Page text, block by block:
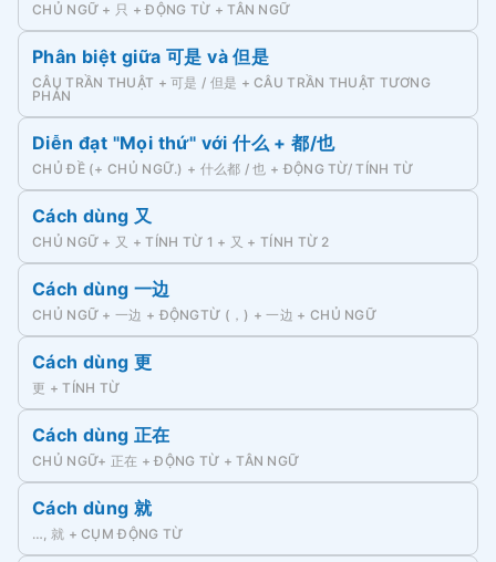
CHỦ NGỮ + 只 + ĐỘNG TỪ + TÂN NGỮ
Phân biệt giữa 可是 và 但是
CÂU TRẦN THUẬT + 可是 / 但是 + CÂU TRẦN THUẬT TƯƠNG
PHẢN
Diễn đạt "Mọi thứ" với 什么 + 都/也
CHỦ ĐỀ (+ CHỦ NGỮ.) + 什么都 / 也 + ĐỘNG TỪ/ TÍNH TỪ
Cách dùng 又
CHỦ NGỮ + 又 + TÍNH TỪ 1 + 又 + TÍNH TỪ 2
Cách dùng 一边
CHỦ NGỮ + 一边 + ĐỘNGTỪ (，) + 一边 + CHỦ NGỮ
Cách dùng 更
更 + TÍNH TỪ
Cách dùng 正在
CHỦ NGỮ+ 正在 + ĐỘNG TỪ + TÂN NGỮ
Cách dùng 就
…, 就 + CỤM ĐỘNG TỪ